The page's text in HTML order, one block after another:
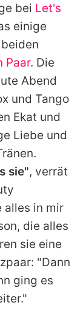
bei Let's
einige
Paar. Die
Abend
und Tango
Ekat und
Liebe und
sie", verrät
alles in mir
die alles
sie eine
"Dann
ging es